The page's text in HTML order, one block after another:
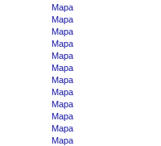
Mapa
Mapa
Mapa
Mapa
Mapa
Mapa
Mapa
Mapa
Mapa
Mapa
Mapa
Mapa